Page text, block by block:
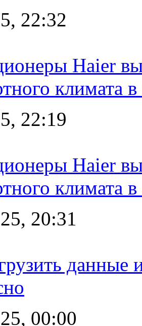
22:32
Haier
климата
22:19
Haier
климата
20:31
данные
00:00